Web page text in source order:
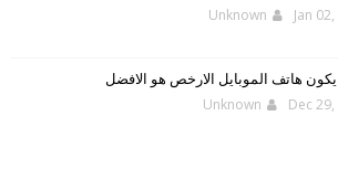
Unknown Jan
يكون هاتف الموبايل الارخص هو الافضل
Unknown Dec